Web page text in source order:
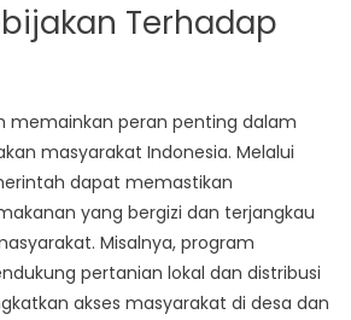
Terhadap
memainkan peran penting dalam
masyarakat Indonesia. Melalui
dapat memastikan
yang bergizi dan terjangkau
Misalnya, program
pertanian lokal dan distribusi
akses masyarakat di desa dan